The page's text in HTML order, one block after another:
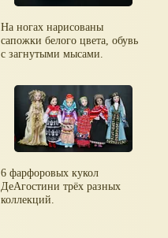
На ногах нарисованы
сапожки белого цвета, обувь
с загнутыми мысами.
6 фарфоровых кукол
ДеАгостини трёх разных
коллекций.